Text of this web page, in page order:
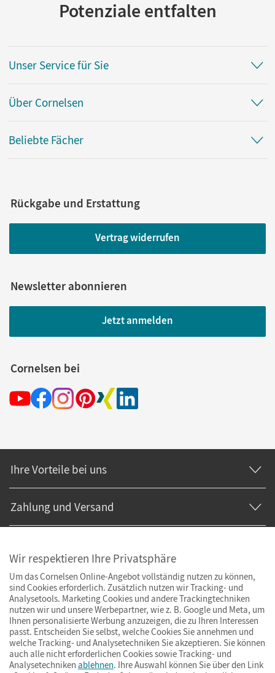
Potenziale entfalten
Unser Service für Sie
Über Cornelsen
Beliebte Fächer
Rückgabe und Erstattung
Vertrag widerrufen
Newsletter abonnieren
Jetzt anmelden
Cornelsen bei
Ihre Vorteile bei uns
Zahlung und Versand
Wir respektieren Ihre Privatsphäre
Um das Cornelsen Online-Angebot vollständig nutzen zu können,
sind Cookies erforderlich. Zusätzlich nutzen wir Tracking- und
Analysetools. Marketing Cookies und andere Trackingtechniken
nutzen wir und unsere Werbepartner, wie z. B. Google und Meta, um
Ihnen personalisierte Werbung anzuzeigen, die zu Ihren Interessen
passt. Entscheiden Sie selbst, welche Cookies Sie annehmen und
welche Tracking- und Analysetechniken Sie akzeptieren. Sie können
auch alle nicht erforderlichen Cookies sowie Tracking- und
Analysetechniken ablehnen. Ihre Auswahl können Sie über den Link